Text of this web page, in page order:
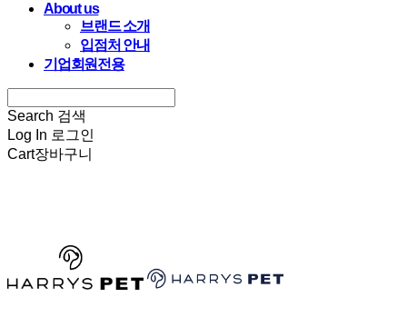
About us
브랜드 소개
입점처 안내
기업회원전용
Search 검색
Log In 로그인
Cart장바구니